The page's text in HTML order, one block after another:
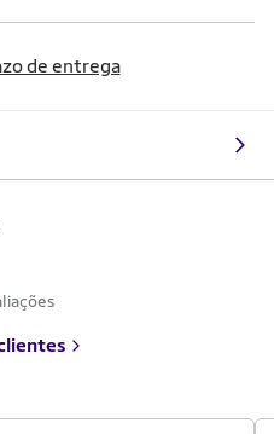
de entrega